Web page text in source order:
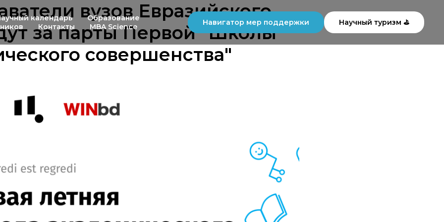
календарь
Образование
Контакты MBA Science
Навигатор мер поддержки Научный туризм ⛳
вузов Евразийского
за парты Первой "Школы
совершенства"